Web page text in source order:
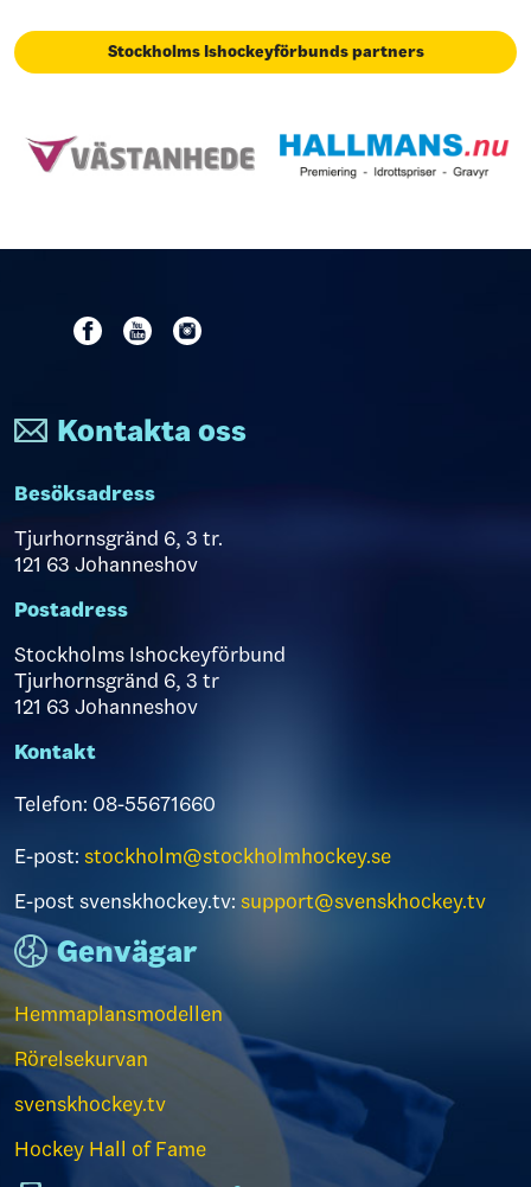
Stockholms Ishockeyförbunds partners
Kontakta oss
Besöksadress
Tjurhornsgränd 6, 3 tr.
121 63 Johanneshov
Postadress
Stockholms Ishockeyförbund
Tjurhornsgränd 6, 3 tr
121 63 Johanneshov
Kontakt
Telefon: 08-55671660
E-post: stockholm@stockholmhockey.se
E-post svenskhockey.tv: support@svenskhockey.tv
Genvägar
Hemmaplansmodellen
Rörelsekurvan
svenskhockey.tv
Hockey Hall of Fame